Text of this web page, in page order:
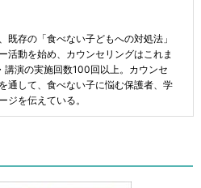
既存の「食べない子どもへの対処法」
活動を始め、カウンセリングはこれま
演の実施回数100回以上。カウンセ
通して、食べない子に悩む保護者、学
ジを伝えている。